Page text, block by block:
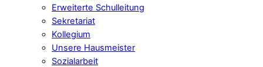
Erweiterte Schulleitung
Sekretariat
Kollegium
Unsere Hausmeister
Sozialarbeit